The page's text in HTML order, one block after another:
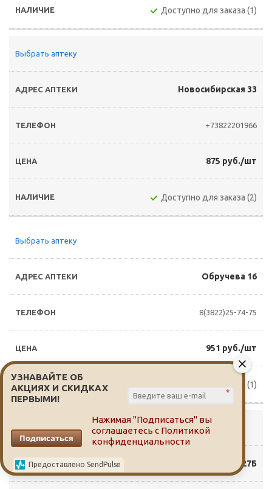
Доступно для заказа (1)
Выбрать аптеку
Новосибирская 33
+73822201966
875 руб./шт
Доступно для заказа (2)
Выбрать аптеку
Обручева 16
8(3822)25-74-75
951 руб./шт
Доступно для заказа (1)
Выбрать аптеку
Пушкина 27Б
УЗНАВАЙТЕ ОБ
АКЦИЯХ И СКИДКАХ
ПЕРВЫМИ!
*
Подписаться
Нажимая "Подписаться" вы
соглашаетесь с Политикой
конфиденциальности
Предоставлено SendPulse